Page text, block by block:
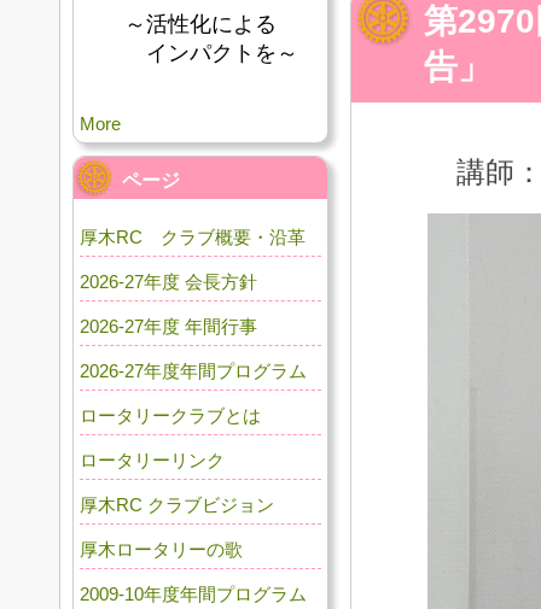
第
告」
講師
～活性化による
インパクトを～
More
ページ
厚木RC クラブ概要・沿革
2026-27年度 会長方針
2026-27年度 年間行事
2026-27年度年間プログラム
ロータリークラブとは
ロータリーリンク
厚木RC クラブビジョン
厚木ロータリーの歌
2009-10年度年間プログラム